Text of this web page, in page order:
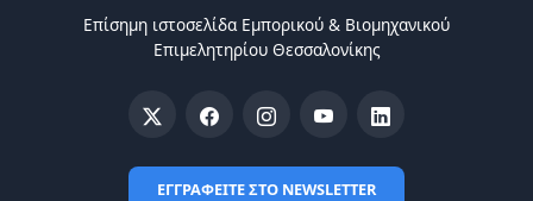
Επίσημη ιστοσελίδα Eμπορικού & Bιομηχανικού
Eπιμελητηρίου Θεσσαλονίκης
ΕΓΓΡΑΦΕΙΤΕ ΣΤΟ NEWSLETTER